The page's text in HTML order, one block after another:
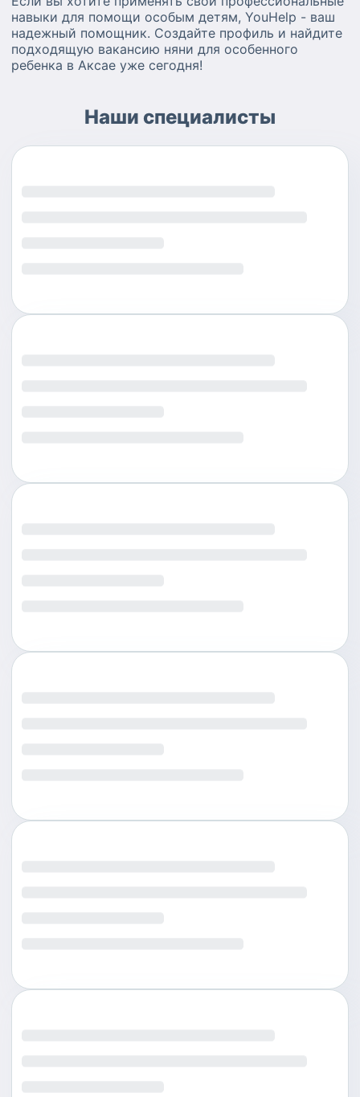
навыки для помощи особым детям, YouHelp - ваш
надежный помощник. Создайте профиль и найдите
подходящую вакансию няни для особенного
ребенка в Аксае уже сегодня!
Наши специалисты